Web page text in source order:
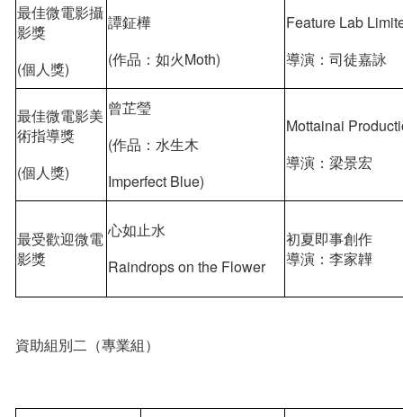
最佳微電影攝
影獎
(個人獎)
譚鉦樺
(作品：如火Moth)
Feature Lab
導演：司徒嘉詠
最佳微電影美
術指導獎
(個人獎)
曾芷瑩
(作品：水生木
Imperfect Blue)
Mottainai
導演：梁景宏
最受歡迎微電
影獎
心如止水
Raindrops on the Flower
初夏即事創作
導演：李家韡
資助組別二（專業組）